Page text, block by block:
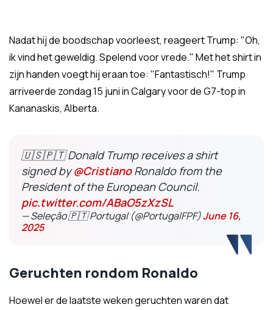
Nadat hij de boodschap voorleest, reageert Trump: "Oh,
ik vind het geweldig. Spelend voor vrede." Met het shirt in
zijn handen voegt hij eraan toe: "Fantastisch!" Trump
arriveerde zondag 15 juni in Calgary voor de G7-top in
Kananaskis, Alberta.
🇺🇸🇵🇹 Donald Trump receives a shirt
signed by@CristianoRonaldo from the
President of the European Council.
pic.twitter.com/ABaO5zXzSL
— Seleção 🇵🇹 Portugal (@PortugalFPF)June 16,
2025
Geruchten rondom Ronaldo
Hoewel er de laatste weken geruchten waren dat